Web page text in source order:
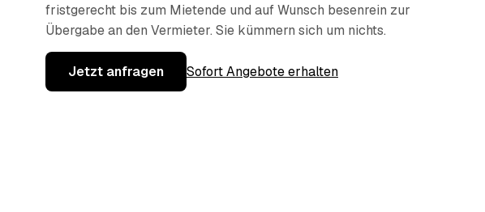
fristgerecht bis zum Mietende und auf Wunsch besenrein zur
Übergabe an den Vermieter. Sie kümmern sich um nichts.
Jetzt anfragen Sofort Angebote erhalten